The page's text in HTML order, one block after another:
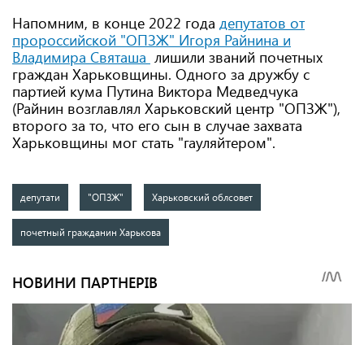
Напомним, в конце 2022 года депутатов от
пророссийской "ОПЗЖ" Игоря Райнина и
Владимира Святаша лишили званий почетных
граждан Харьковщины. Одного за дружбу с
партией кума Путина Виктора Медведчука
(Райнин возглавлял Харьковский центр "ОПЗЖ"),
второго за то, что его сын в случае захвата
Харьковщины мог стать "гауляйтером".
депутати "ОПЗЖ" Харьковский облсовет
почетный гражданин Харькова